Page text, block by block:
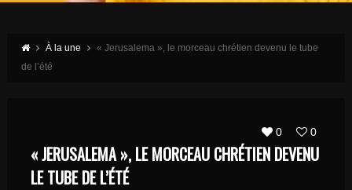
À la une
« Jerusalema », le morceau chrétien devenu le tube
de l’été
0 0
« JERUSALEMA », LE MORCEAU CHRÉTIEN DEVENU
LE TUBE DE L’ÉTÉ